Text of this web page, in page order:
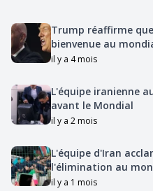
Trump réaffirme
bienvenue au
il y a 4 mois
L'équipe iranienne
avant le Mondial
il y a 2 mois
L'équipe d'Iran
l'élimination au
il y a 1 mois